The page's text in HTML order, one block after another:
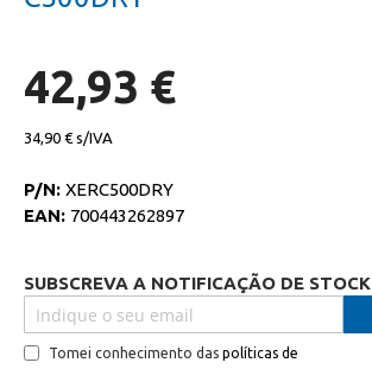
de
galeria
42,93 €
34,90 €
P/N: XERC500DRY
EAN: 700443262897
SUBSCREVA A NOTIFICAÇÃO DE STOCK
Tomei conhecimento das políticas de